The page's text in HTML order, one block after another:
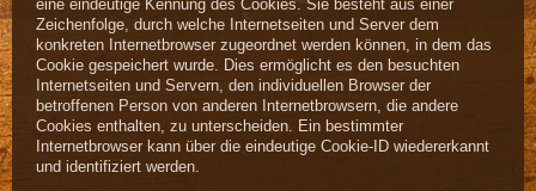
eine eindeutige Kennung des Cookies. Sie besteht aus einer
Zeichenfolge, durch welche Internetseiten und Server dem
konkreten Internetbrowser zugeordnet werden können, in dem das
Cookie gespeichert wurde. Dies ermöglicht es den besuchten
Internetseiten und Servern, den individuellen Browser der
betroffenen Person von anderen Internetbrowsern, die andere
Cookies enthalten, zu unterscheiden. Ein bestimmter
Internetbrowser kann über die eindeutige Cookie-ID wiedererkannt
und identifiziert werden.